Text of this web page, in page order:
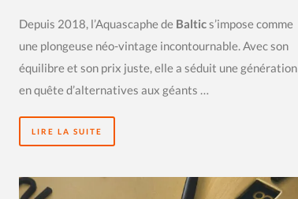
Depuis 2018, l’Aquascaphe de Baltics’impose comme
une plongeuse néo-vintage incontournable. Avec son
équilibre et son prix juste, elle a séduit une génération
en quête d’alternatives aux géants …
LIRE LA SUITE